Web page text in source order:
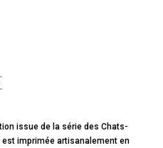
issue de la série des Chats-
imprimée artisanalement en